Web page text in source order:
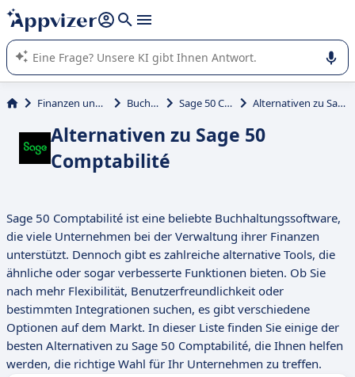
beantworten (mehrere Zeilen mit
Die KI von Appvizer führt Sie bei der Nutzung oder Auswahl
von SaaS-Software in Unternehmen.
Finanzen und Buchhaltung Buchhaltung Sage 50 Comptabilité Alternativen zu Sage 50 Comptabilité
Alternativen zu Sage 50
Comptabilité
Sage 50 Comptabilité ist eine beliebte Buchhaltungssoftware,
die viele Unternehmen bei der Verwaltung ihrer Finanzen
unterstützt. Dennoch gibt es zahlreiche alternative Tools, die
ähnliche oder sogar verbesserte Funktionen bieten. Ob Sie
nach mehr Flexibilität, Benutzerfreundlichkeit oder
bestimmten Integrationen suchen, es gibt verschiedene
Optionen auf dem Markt. In dieser Liste finden Sie einige der
besten Alternativen zu Sage 50 Comptabilité, die Ihnen helfen
werden, die richtige Wahl für Ihr Unternehmen zu treffen.